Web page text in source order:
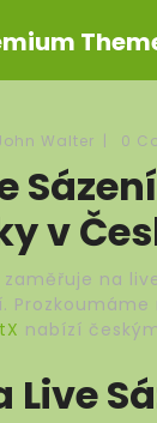
Walter 0
v
na
nabízí
Live